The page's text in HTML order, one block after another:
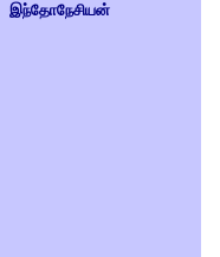
இந்தோநேசியன்